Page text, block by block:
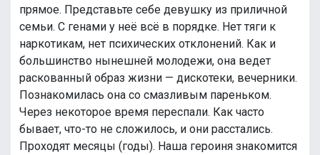
прямое. Представьте себе девушку из приличной
семьи. С генами у неё всё в порядке. Нет тяги к
наркотикам, нет психических отклонений. Как и
большинство нынешней молодежи, она ведет
раскованный образ жизни — дискотеки, вечерники.
Познакомилась она со смазливым пареньком.
Через некоторое время переспали. Как часто
бывает, что-то не сложилось, и они расстались.
Проходят месяцы (годы). Наша героиня знакомится